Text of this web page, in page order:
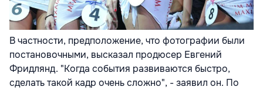
В частности, предположение, что фотографии были
постановочными, высказал продюсер Евгений
Фридлянд. "Когда события развиваются быстро,
сделать такой кадр очень сложно", - заявил он. По